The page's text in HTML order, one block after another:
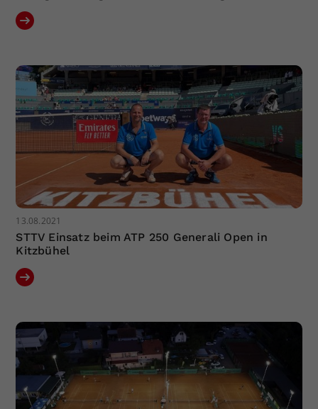
13.08.2021
STTV Einsatz beim ATP 250 Generali Open in
Kitzbühel